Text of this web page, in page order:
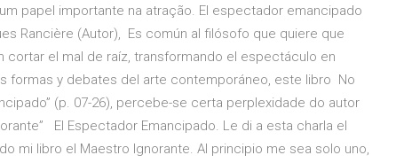
papel importante na atração. El espectador emancipado
Rancière (Autor), Es común al filósofo que quiere que
cortar el mal de raíz, transformando el espectáculo en
formas y debates del arte contemporáneo, este libro No
(p. 07-26), percebe-se certa perplexidade do autor
El Espectador Emancipado. Le di a esta charla el
mi libro el Maestro Ignorante. Al principio me sea solo uno,